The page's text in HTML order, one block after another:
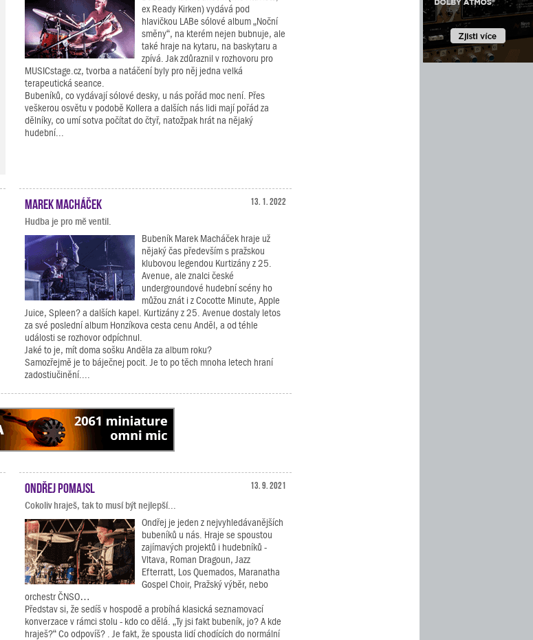
ex Ready Kirken) vydává pod
hlavičkou LABe sólové album „Noční
směny“, na kterém nejen bubnuje, ale
také hraje na kytaru, na baskytaru a
zpívá. Jak zdůraznil v rozhovoru pro
MUSICstage.cz, tvorba a natáčení byly pro něj jedna velká
terapeutická seance.
Bubeníků, co vydávají sólové desky, u nás pořád moc není. Přes
veškerou osvětu v podobě Kollera a dalších nás lidi mají pořád za
dělníky, co umí sotva počítat do čtyř, natožpak hrát na nějaký
hudební...
13. 1. 2022
Marek Macháček
Hudba je pro mě ventil.
Bubeník Marek Macháček hraje už
nějaký čas především s pražskou
klubovou legendou Kurtizány z 25.
Avenue, ale znalci české
undergroundové hudební scény ho
můžou znát i z Cocotte Minute, Apple
Juice, Spleen? a dalších kapel. Kurtizány z 25. Avenue dostaly letos
za své poslední album Honzíkova cesta cenu Anděl, a od téhle
události se rozhovor odpíchnul.
Jaké to je, mít doma sošku Anděla za album roku?
Samozřejmě je to báječnej pocit. Je to po těch mnoha letech hraní
zadostiučinění....
13. 9. 2021
Ondřej Pomajsl
Cokoliv hraješ, tak to musí být nejlepší...
Ondřej je jeden z nejvyhledávanějších
bubeníků u nás. Hraje se spoustou
zajímavých projektů i hudebníků -
Vltava, Roman Dragoun, Jazz
Efterratt, Los Quemados, Maranatha
Gospel Choir, Pražský výběr, nebo
orchestr ČNSO…
Představ si, že sedíš v hospodě a probíhá klasická seznamovací
konverzace v rámci stolu - kdo co dělá. „Ty jsi fakt bubeník, jo? A kde
hraješ?“ Co odpovíš? . Je fakt, že spousta lidí chodících do normální